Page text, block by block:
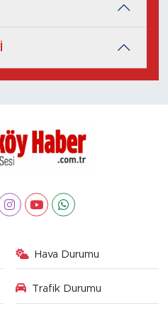
Hava Durumu
Trafik Durumu